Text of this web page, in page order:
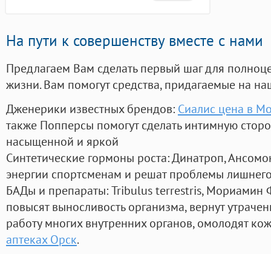
На пути к совершенству вместе с нами
Предлагаем Вам сделать первый шаг для
жизни. Вам помогут средства, придагаемые на
Дженерики известных брендов: Сиалис цена в
также Попперсы помогут сделать интимную
насыщенной и яркой
Синтетические гормоны роста: Динатроп,
энергии спортсменам и решат проблемы
БАДы и препараты:Tribulus terrestris, Мориамин
повысят выносливость организма, вернут
работу многих внутренних органов, омолодят
аптеках Орск.